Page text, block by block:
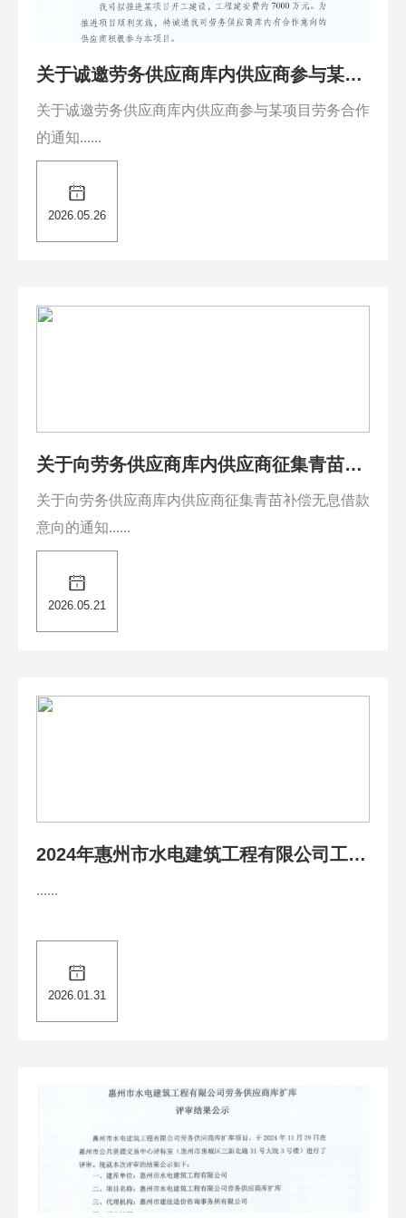
关于诚邀劳务供应商库内供应商参与某项
目劳务合作的通知
关于诚邀劳务供应商库内供应商参与某项目劳务合作
的通知......
2026.05.26
关于向劳务供应商库内供应商征集青苗补
偿无息借款意向的通知
关于向劳务供应商库内供应商征集青苗补偿无息借款
意向的通知......
2026.05.21
2024年惠州市水电建筑工程有限公司工资
......
2026.01.31